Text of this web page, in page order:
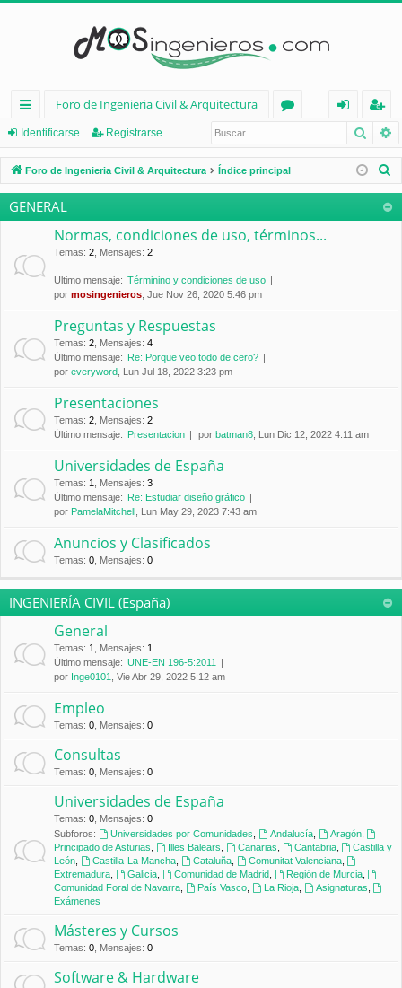
nl
ac
es
rá
d
Foro de Ingenieria Civil & Arquitectura
os
nt
ifi
eg
ist
ra
Identificarse Registrarse
Foro de Ingenieria Civil & Arquitectura Índice principal
GENERAL
Normas, condiciones de uso, términos...
Temas: 2 Mensajes: 2
Último mensaje: Términino y condiciones de uso
por mosingenieros , Jue Nov 26, 2020 5:46 pm
Preguntas y Respuestas
Temas: 2 Mensajes: 4
Último mensaje: Re: Porque veo todo de cero?
por everyword , Lun Jul 18, 2022 3:23 pm
Presentaciones
Temas: 2 Mensajes: 2
Último mensaje: Presentacion por batman8 , Lun Dic 12, 2022 4:11 am
Universidades de España
Temas: 1 Mensajes: 3
Último mensaje: Re: Estudiar diseño gráfico
por PamelaMitchell , Lun May 29, 2023 7:43 am
Anuncios y Clasificados
Temas: 0 Mensajes: 0
INGENIERÍA CIVIL (España)
General
Temas: 1 Mensajes: 1
Último mensaje: UNE-EN 196-5:2011
por Inge0101 , Vie Abr 29, 2022 5:12 am
Empleo
Temas: 0 Mensajes: 0
Consultas
Temas: 0 Mensajes: 0
Universidades de España
Temas: 0 Mensajes: 0
Subforos:
Universidades por Comunidades Andalucía, Aragón,
Principado de Asturias
Illes Balears Canarias Cantabria,
Castilla y
León
Castilla-La Mancha, Cataluña, Comunitat Valenciana,
Extremadura
Galicia, Comunidad de Madrid, Región de Murcia,
Comunidad Foral de Navarra
País Vasco, La Rioja, Asignaturas
Exámenes
Másteres y Cursos
Temas: 0 Mensajes: 0
Software & Hardware